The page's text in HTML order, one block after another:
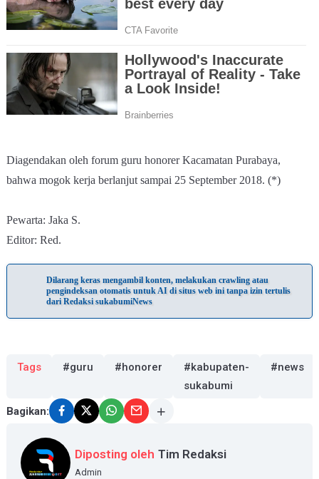
Diagendakan oleh forum guru honorer Kacamatan Purabaya,
bahwa mogok kerja berlanjut sampai 25 September 2018. (*)
Pewarta: Jaka S.
Editor: Red.
Dilarang keras mengambil konten, melakukan crawling atau
pengindeksan otomatis untuk AI di situs web ini tanpa izin tertulis
dari Redaksi sukabumiNews
Tags #guru #honorer
#kabupaten-
sukabumi
#news
Bagikan:
Diposting oleh Tim Redaksi
Admin